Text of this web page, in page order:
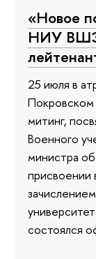
«Новое
НИУ ВШЭ
25 июля в
Покровском
митинг,
Военного
министра
присвоении
состоялся